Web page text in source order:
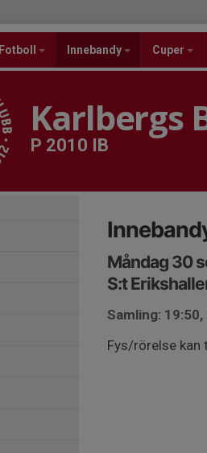
Fotboll Innebandy Cuper
Karlbergs
P 2010 IB
Måndag 30
S:t
Samling:
Fys/rörelse kan